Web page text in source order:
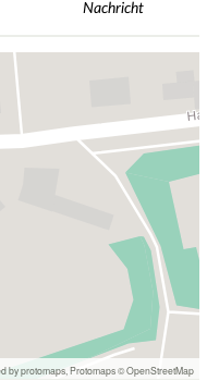
Nachricht
by protomaps Protomaps©OpenStreetMap